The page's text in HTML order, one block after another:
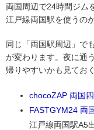
両国周辺で24時間ジム
江戸線両国駅を使うの
同じ「両国駅周辺」で
が変わります。夜に通
帰りやすいかも見てお
chocoZAP 両国
FASTGYM24 両
江戸線両国駅A5